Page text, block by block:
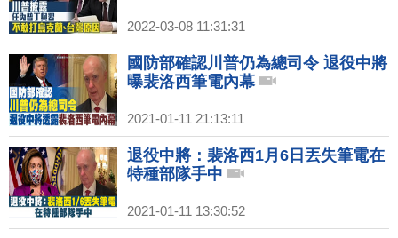
2022-03-08 11:31:31
國防部確認川普仍為總司令 退役中將
曝裴洛西筆電內幕
2021-01-11 21:13:11
退役中將：裴洛西1月6日丟失筆電在
特種部隊手中
2021-01-11 13:30:52